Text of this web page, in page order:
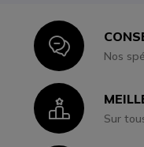
IconNos
IconSur